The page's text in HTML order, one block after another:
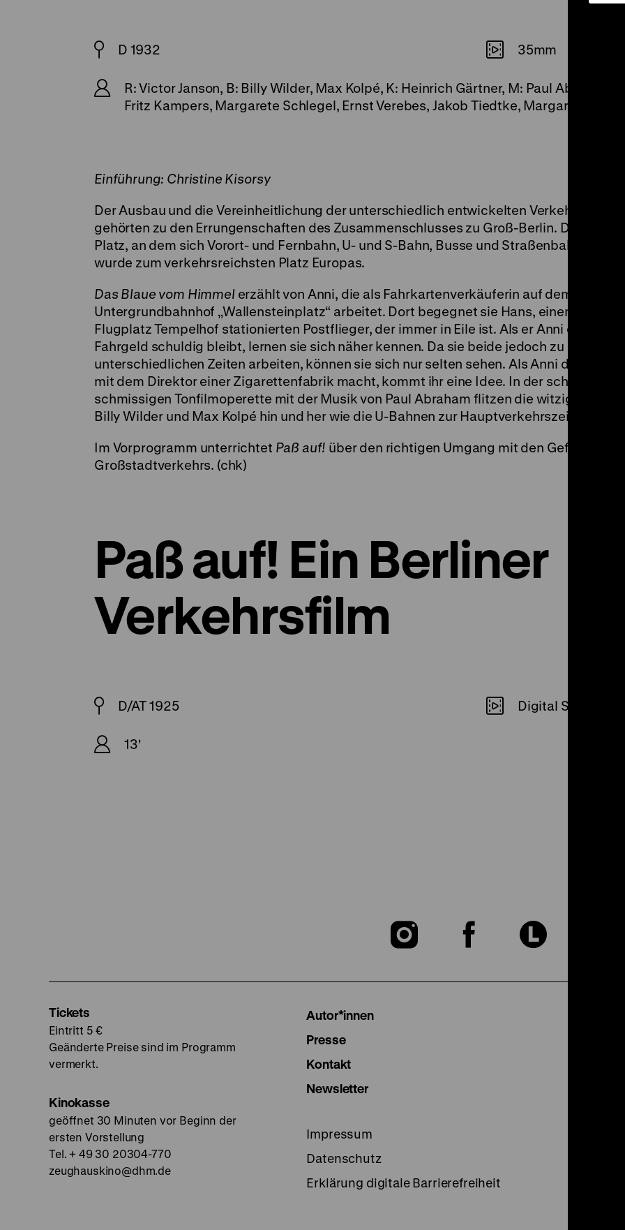
D 1932 35mm
R: Victor Janson, B: Billy Wilder, Max Kolpé, K: Heinrich Gärtner, M: Paul Abraham,
Fritz Kampers, Margarete Schlegel, Ernst Verebes, Jakob Tiedtke, Margarete
Einführung: Christine Kisorsy
Der Ausbau und die Vereinheitlichung der unterschiedlich entwickelten
gehörten zu den Errungenschaften des Zusammenschlusses zu Groß-Berlin. Der
Platz, an dem sich Vorort- und Fernbahn, U- und S-Bahn, Busse und Straßenbahnen
wurde zum verkehrsreichsten Platz Europas.
Das Blaue vom Himmel erzählt von Anni, die als Fahrkartenverkäuferin auf dem
Untergrundbahnhof „Wallensteinplatz“ arbeitet. Dort begegnet sie Hans, einem auf dem
Flugplatz Tempelhof stationierten Postflieger, der immer in Eile ist. Als er Anni einmal das
Fahrgeld schuldig bleibt, lernen sie sich näher kennen. Da sie beide jedoch zu
unterschiedlichen Zeiten arbeiten, können sie sich nur selten sehen. Als Anni die
mit dem Direktor einer Zigarettenfabrik macht, kommt ihr eine Idee. In der schwungvoll-
schmissigen Tonfilmoperette mit der Musik von Paul Abraham flitzen die witzigen
Billy Wilder und Max Kolpé hin und her wie die U-Bahnen zur Hauptverkehrszeit.
Im Vorprogramm unterrichtet Paß auf! über den richtigen Umgang mit den Gefahren des
Großstadtverkehrs. (chk)
Paß auf! Ein Berliner
Verkehrsfilm
D/AT 1925 Digital SD
13'
Zu
Zu
Zu
Tickets
Eintritt 5 €
Geänderte Preise sind im Programm
vermerkt.
Kinokasse
geöffnet 30 Minuten vor Beginn der
ersten Vorstellung
Tel. + 49 30 20304-770
zeughauskino@dhm.de
Autor*innen
Presse
Kontakt
Newsletter
Impressum
Datenschutz
Erklärung digitale Barrierefreiheit